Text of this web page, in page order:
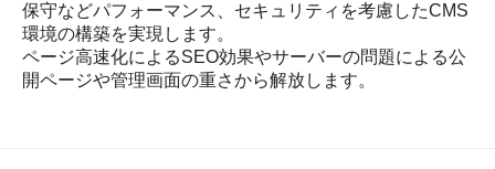
保守などパフォーマンス、セキュリティを考慮したCMS
環境の構築を実現します。
ページ高速化によるSEO効果やサーバーの問題による公
開ページや管理画面の重さから解放します。